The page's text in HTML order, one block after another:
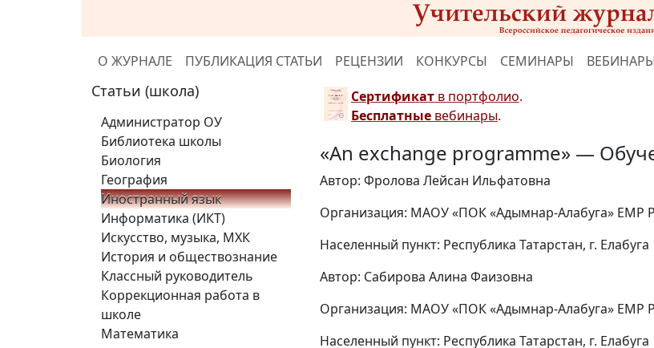
О ЖУРНАЛЕ ПУБЛИКАЦИЯ СТАТЬИ РЕЦЕНЗИИ КОНКУРСЫ СЕМИНАРЫ
Статьи (школа)
Администратор ОУ
Библиотека школы
Биология
География
Иностранный язык
Информатика (ИКТ)
Искусство, музыка, МХК
История и обществознание
Классный руководитель
Коррекционная работа в
школе
Математика
Сертификат в портфолио.
Бесплатные вебинары.
«An exchange programme» —
Автор: Фролова Лейсан Ильфатовна
Организация: МАОУ «ПОК «Адымнар-Алабуга» ЕМР
Населенный пункт: Республика Татарстан, г. Елабуга
Автор: Сабирова Алина Фаизовна
Организация: МАОУ «ПОК «Адымнар-Алабуга» ЕМР
Населенный пункт: Республика Татарстан, г. Елабуга